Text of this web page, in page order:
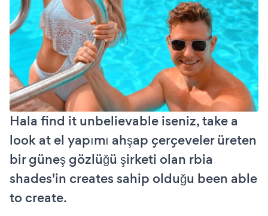
Hala find it unbelievable iseniz, take a
look at el yapımı ahşap çerçeveler üreten
bir güneş gözlüğü şirketi olan rbia
shades'in creates sahip olduğu been able
to create.